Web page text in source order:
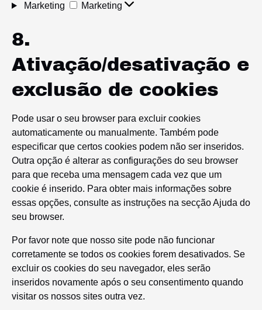
Marketing
Marketing
8.
Ativação/desativação e
exclusão de cookies
Pode usar o seu browser para excluir cookies
automaticamente ou manualmente. Também pode
especificar que certos cookies podem não ser inseridos.
Outra opção é alterar as configurações do seu browser
para que receba uma mensagem cada vez que um
cookie é inserido. Para obter mais informações sobre
essas opções, consulte as instruções na secção Ajuda do
seu browser.
Por favor note que nosso site pode não funcionar
corretamente se todos os cookies forem desativados. Se
excluir os cookies do seu navegador, eles serão
inseridos novamente após o seu consentimento quando
visitar os nossos sites outra vez.